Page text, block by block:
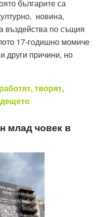
българите са
новина,
въздейства по същия
17-годишно момиче
други причини, но
работят, творят,
млад човек в